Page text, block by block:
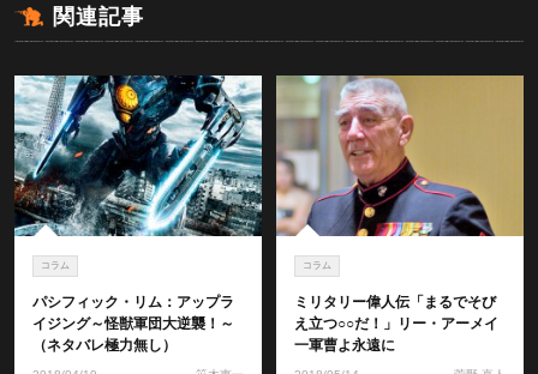
関連記事
コラム
パシフィック・リム：アップラ
イジング～怪獣軍団大逆襲！～
（ネタバレ極力無し）
コラム
ミリタリー偉人伝「まるでそび
え立つ○○だ！」リー・アーメイ
一軍曹よ永遠に